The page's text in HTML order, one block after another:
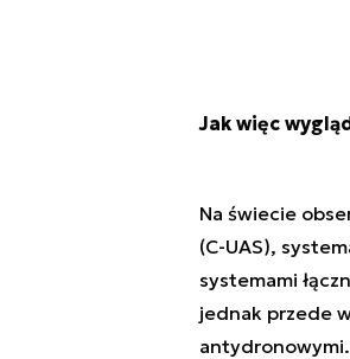
Jak więc
Na świecie
(C-UAS),
systemami
jednak przede